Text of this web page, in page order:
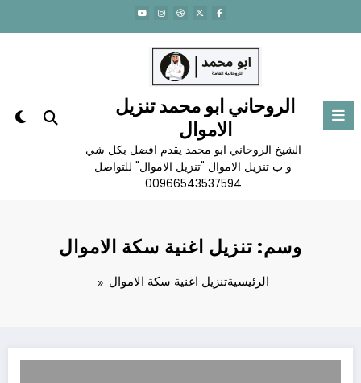
المحتوى
الروحاني ابو محمد تنزيل
الاموال
الشيخ الروحاني ابو محمد يقدم افضل بكل شي
و ب تنزيل الاموال "تنزيل الاموال" للتواصل
00966543537594
وسم: تنزيل اغنية سكة الاموال
الرئيسيةتنزيل اغنية سكة الاموال